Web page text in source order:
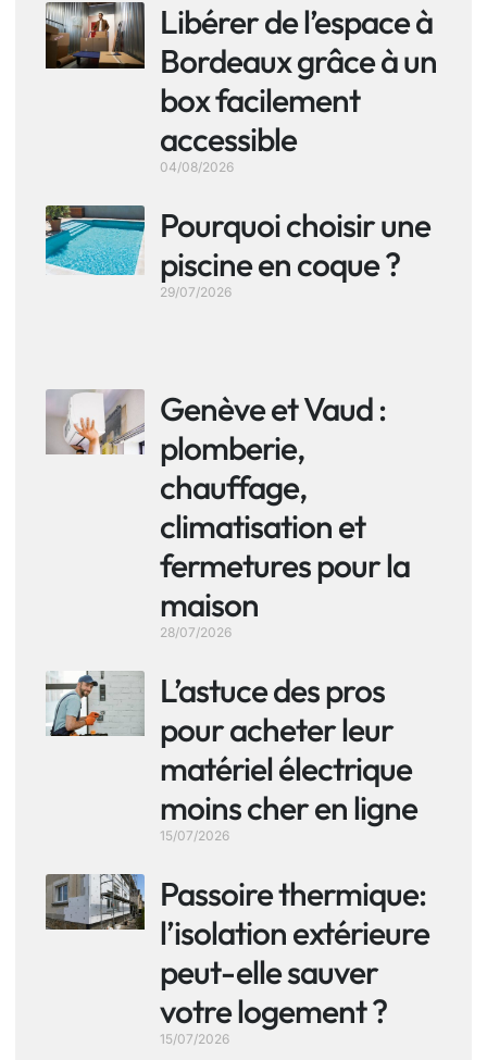
Libérer de l’espace à
Bordeaux grâce à un
box facilement
accessible
04/08/2026
Pourquoi choisir une
piscine en coque ?
29/07/2026
Genève et Vaud :
plomberie,
chauffage,
climatisation et
fermetures pour la
maison
28/07/2026
L’astuce des pros
pour acheter leur
matériel électrique
moins cher en ligne
15/07/2026
Passoire thermique:
l’isolation extérieure
peut-elle sauver
votre logement ?
15/07/2026